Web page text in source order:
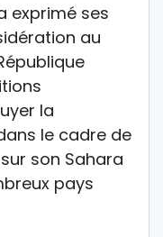
exprimé ses
au
la
le cadre de
son Sahara
pays